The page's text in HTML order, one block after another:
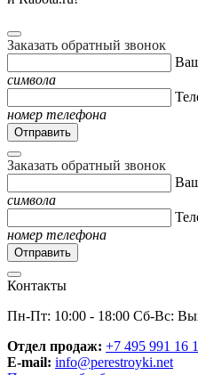
Заказать обратный звонок
символа
номер телефона
Заказать обратный звонок
символа
номер телефона
Контакты
Пн-Пт: 10:00 - 18:00 Сб-Вс:
Отдел продаж: +7 495 991 16
E-mail: info@perestroyki.net